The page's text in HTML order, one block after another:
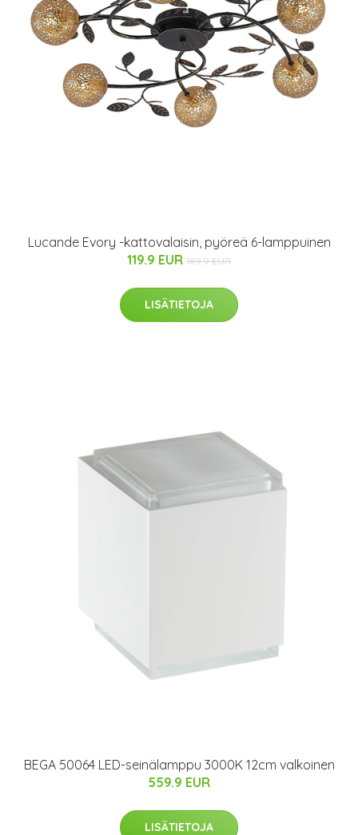
Lucande Evory -kattovalaisin, pyöreä 6-lamppuinen
119.9 EUR 189.9 EUR
LISÄTIETOJA
BEGA 50064 LED-seinälamppu 3000K 12cm valkoinen
559.9 EUR
LISÄTIETOJA